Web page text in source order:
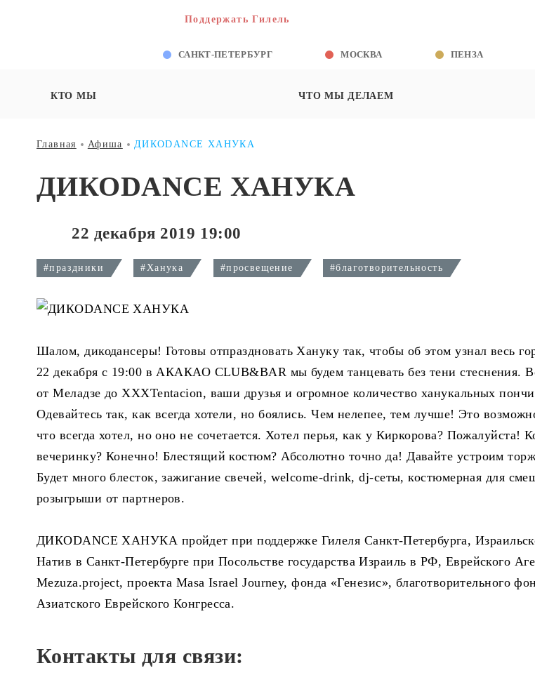
Поддержать Гилель
САНКТ-ПЕТЕРБУРГ МОСКВА ПЕНЗА
КТО МЫ ЧТО МЫ ДЕЛАЕМ
Главная Афиша ДИКОDANCE ХАНУКА
ДИКОDANCE ХАНУКА
22 декабря 2019 19:00
#праздники #Ханука #просвещение #благотворительность
Шалом, дикодансеры! Готовы отпраздновать Хануку так, чтобы об этом узнал весь
22 декабря с 19:00 в АКАКАО CLUB&BAR мы будем танцевать без тени стеснения.
от Меладзе до XXXTentacion, ваши друзья и огромное количество ханукальных
Одевайтесь так, как всегда хотели, но боялись. Чем нелепее, тем лучше! Это
что всегда хотел, но оно не сочетается. Хотел перья, как у Киркорова? Пожалуйста!
вечеринку? Конечно! Блестящий костюм? Абсолютно точно да! Давайте устроим
Будет много блесток, зажигание свечей, welcome-drink, dj-сеты, костюмерная для
розыгрыши от партнеров.
ДИКОDANCE ХАНУКА пройдет при поддержке Гилеля Санкт-Петербурга,
Натив в Санкт-Петербурге при Посольстве государства Израиль в РФ, Еврейского
Mezuza.project, проекта Masa Israel Journey, фонда «Генезис», благотворительного
Азиатского Еврейского Конгресса.
Контакты для связи: